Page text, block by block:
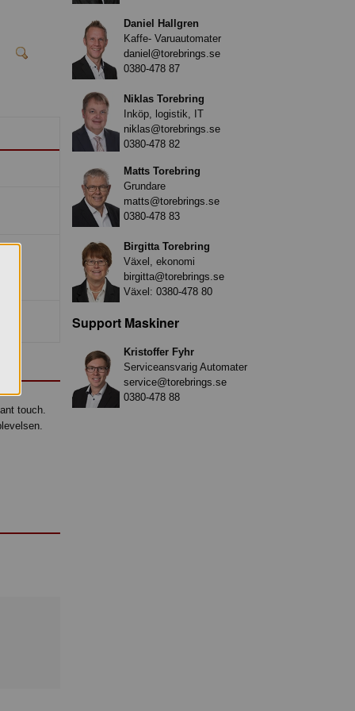
touch.
Daniel Hallgren
Kaffe- Varuautomater
daniel@torebrings.se
0380-478 87
Niklas Torebring
Inköp, logistik, IT
niklas@torebrings.se
0380-478 82
Matts Torebring
Grundare
matts@torebrings.se
0380-478 83
Birgitta Torebring
Växel, ekonomi
birgitta@torebrings.se
Växel: 0380-478 80
Support Maskiner
Kristoffer Fyhr
Serviceansvarig Automater
service@torebrings.se
0380-478 88